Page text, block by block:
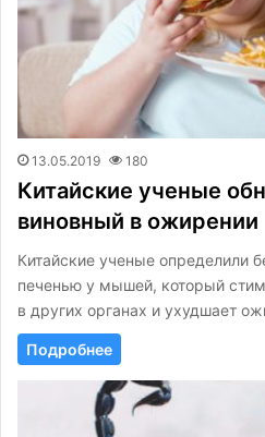
13.05.2019 180
Китайские ученые
виновный в ожирении
Китайские ученые определили
печенью у мышей, который
в других органах и ухудшает
Подробнее